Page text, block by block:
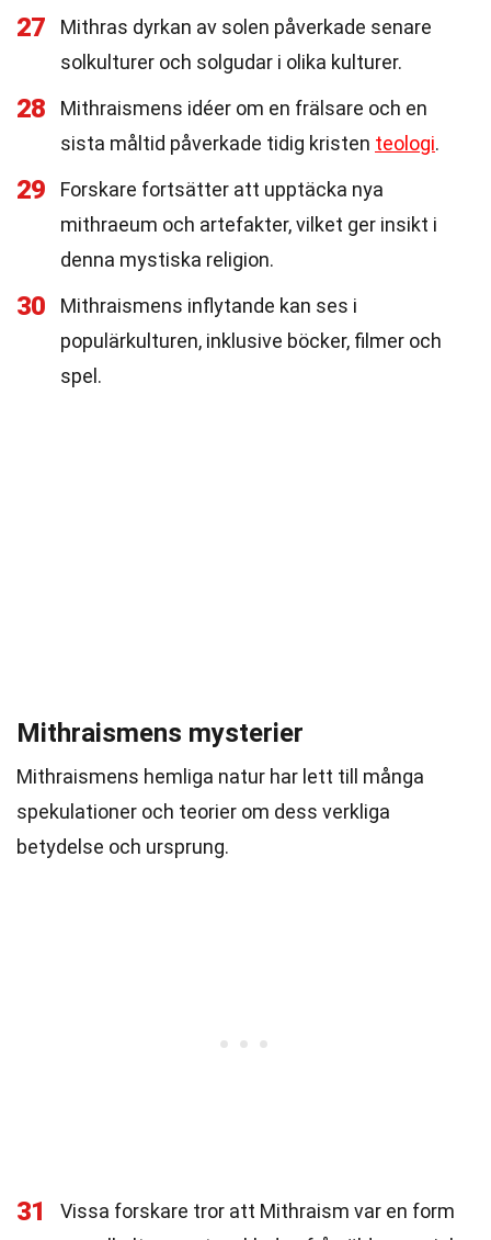
27
Mithras dyrkan av solen påverkade senare
solkulturer och solgudar i olika kulturer.
28
Mithraismens idéer om en frälsare och en
sista måltid påverkade tidig kristen teologi.
29
Forskare fortsätter att upptäcka nya
mithraeum och artefakter, vilket ger insikt i
denna mystiska religion.
30
Mithraismens inflytande kan ses i
populärkulturen, inklusive böcker, filmer och
spel.
Mithraismens mysterier
Mithraismens hemliga natur har lett till många
spekulationer och teorier om dess verkliga
betydelse och ursprung.
31
Vissa forskare tror att Mithraism var en form